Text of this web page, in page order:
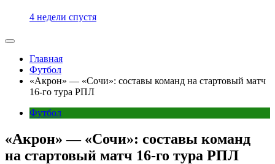
4 недели спустя
Главная
Футбол
«Акрон» — «Сочи»: составы команд на стартовый матч
16-го тура РПЛ
Футбол
«Акрон» — «Сочи»: составы команд
на стартовый матч 16-го тура РПЛ